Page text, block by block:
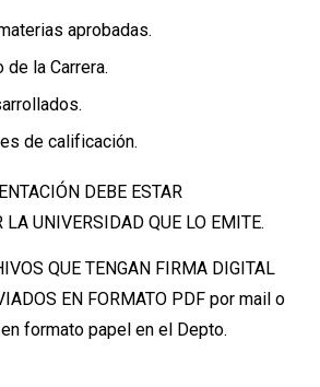
aprobadas.
de la Carrera.
de calificación.
DEBE ESTAR
LA UNIVERSIDAD QUE LO EMITE.
QUE TENGAN FIRMA DIGITAL
EN FORMATO PDF por mail o
formato papel en el Depto.